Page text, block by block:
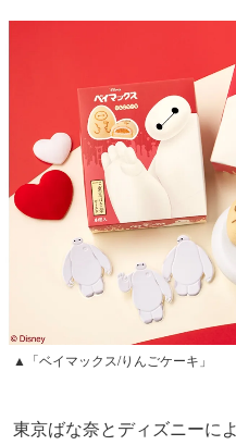
▲「ベイマックス/りんごケーキ」
東京ばな奈とディズニーに